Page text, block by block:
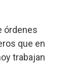
órdenes
que en
trabajan